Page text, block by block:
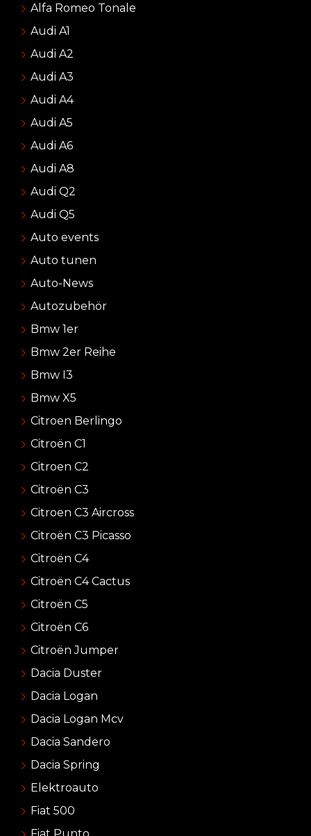
Alfa Romeo Tonale
Audi A1
Audi A2
Audi A3
Audi A4
Audi A5
Audi A6
Audi A8
Audi Q2
Audi Q5
Auto events
Auto tunen
Auto-News
Autozubehör
Bmw 1er
Bmw 2er Reihe
Bmw I3
Bmw X5
Citroen Berlingo
Citroën C1
Citroen C2
Citroën C3
Citroen C3 Aircross
Citroën C3 Picasso
Citroën C4
Citroën C4 Cactus
Citroën C5
Citroën C6
Citroën Jumper
Dacia Duster
Dacia Logan
Dacia Logan Mcv
Dacia Sandero
Dacia Spring
Elektroauto
Fiat 500
Fiat Punto